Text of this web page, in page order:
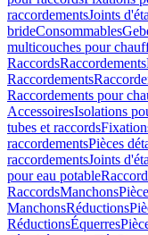
raccordementsJoints
brideConsommables
multicouches pour
RaccordsRaccordements
Raccordements
Raccordements pour
AccessoiresIsolations
tubes et raccords
raccordementsPièces
raccordementsJoints
pour eau potable
RaccordsManchons
ManchonsRéductions
RéductionsÉquerres